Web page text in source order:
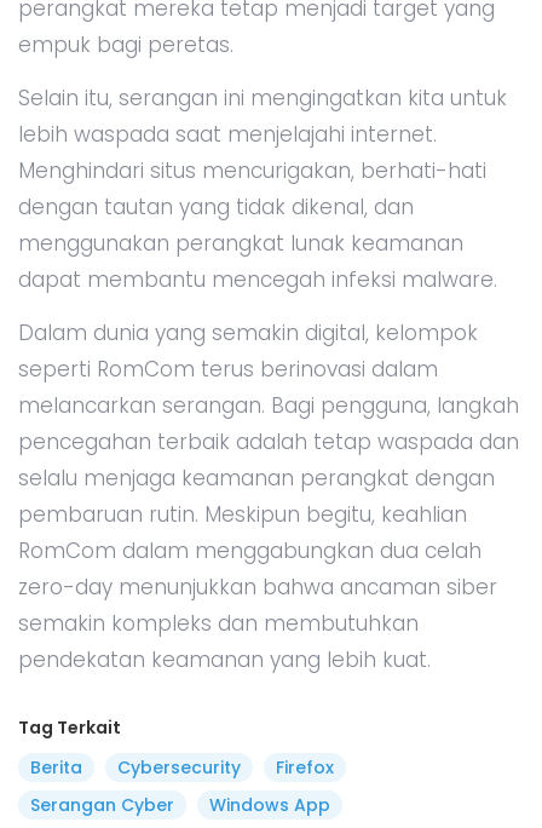
perangkat mereka tetap menjadi target yang
empuk bagi peretas.
Selain itu, serangan ini mengingatkan kita untuk
lebih waspada saat menjelajahi internet.
Menghindari situs mencurigakan, berhati-hati
dengan tautan yang tidak dikenal, dan
menggunakan perangkat lunak keamanan
dapat membantu mencegah infeksi malware.
Dalam dunia yang semakin digital, kelompok
seperti RomCom terus berinovasi dalam
melancarkan serangan. Bagi pengguna, langkah
pencegahan terbaik adalah tetap waspada dan
selalu menjaga keamanan perangkat dengan
pembaruan rutin. Meskipun begitu, keahlian
RomCom dalam menggabungkan dua celah
zero-day menunjukkan bahwa ancaman siber
semakin kompleks dan membutuhkan
pendekatan keamanan yang lebih kuat.
Tag Terkait
Berita
Cybersecurity
Firefox
Serangan Cyber
Windows App